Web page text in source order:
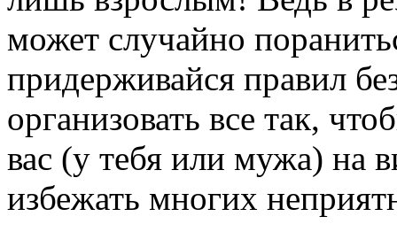
может случайно
придерживайся правил
организовать все так,
вас (у тебя или мужа) на
избежать многих